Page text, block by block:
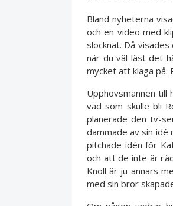
Bland nyheterna
och en video med
slocknat. Då
när du väl läst det
mycket att klaga på.
Upphovsmannen
vad som skulle bli
planerade den tv-
dammade av sin idé
pitchade idén för
och att de inte är
Knoll är ju annars
med sin bror